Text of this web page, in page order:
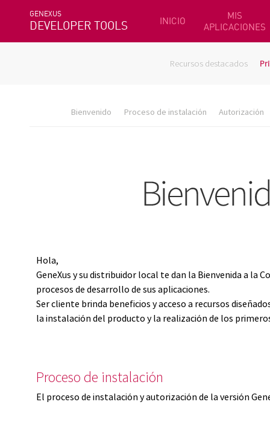
GENEXUS
DEVELOPER TOOLS INICIO
MIS
APLICACIONES
Recursos destacados
Bienvenido Proceso de instalación Autorización
Hola,
GeneXus y su distribuidor local te dan la Bienvenida a la
procesos de desarrollo de sus aplicaciones.
Ser cliente brinda beneficios y acceso a recursos
la instalación del producto y la realización de los
Proceso de instalación
El proceso de instalación y autorización de la versión